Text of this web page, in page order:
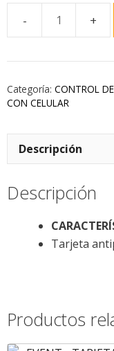
Categoría: CONTROL
CON CELULAR
Descripción
Descripción
Tarjeta
Productos